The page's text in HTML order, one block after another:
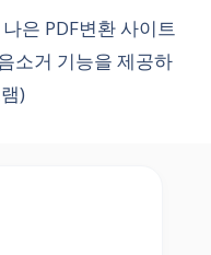
은 PDF변환 사이트
소거 기능을 제공하
)